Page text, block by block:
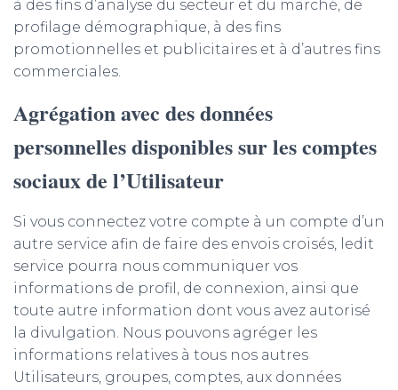
à des fins d’analyse du secteur et du marché, de
profilage démographique, à des fins
promotionnelles et publicitaires et à d’autres fins
commerciales.
Agrégation avec des données
personnelles disponibles sur les comptes
sociaux de l’Utilisateur
Si vous connectez votre compte à un compte d’un
autre service afin de faire des envois croisés, ledit
service pourra nous communiquer vos
informations de profil, de connexion, ainsi que
toute autre information dont vous avez autorisé
la divulgation. Nous pouvons agréger les
informations relatives à tous nos autres
Utilisateurs, groupes, comptes, aux données